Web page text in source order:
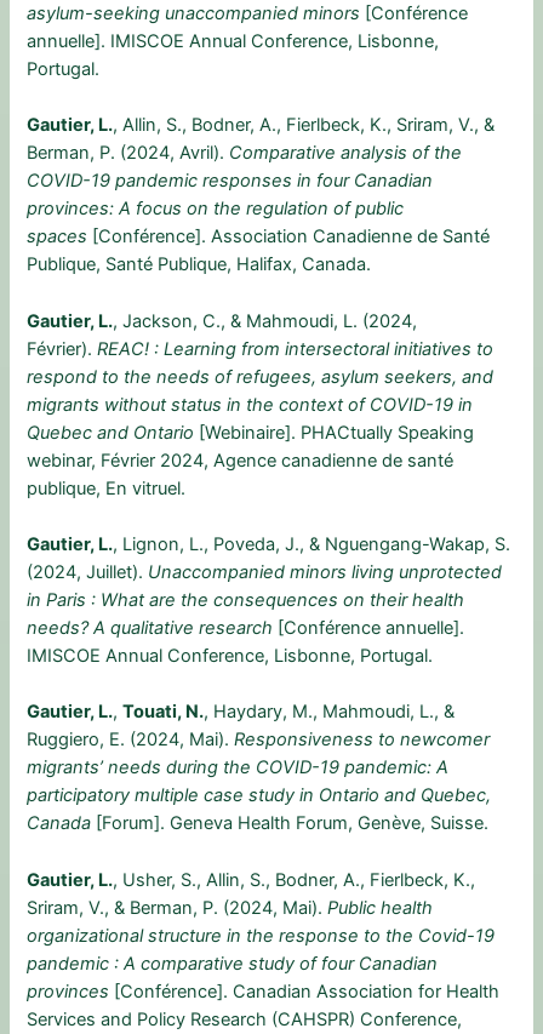
asylum-seeking unaccompanied minors [Conférence
annuelle]. IMISCOE Annual Conference, Lisbonne,
Portugal.
Gautier, L., Allin, S., Bodner, A., Fierlbeck, K., Sriram, V., &
Berman, P. (2024, Avril). Comparative analysis of the
COVID-19 pandemic responses in four Canadian
provinces: A focus on the regulation of public
spaces [Conférence]. Association Canadienne de Santé
Publique, Santé Publique, Halifax, Canada.
Gautier, L., Jackson, C., & Mahmoudi, L. (2024,
Février).REAC! : Learning from intersectoral initiatives to
respond to the needs of refugees, asylum seekers, and
migrants without status in the context of COVID-19 in
Quebec and Ontario [Webinaire]. PHACtually Speaking
webinar, Février 2024, Agence canadienne de santé
publique, En vitruel.
Gautier, L., Lignon, L., Poveda, J., & Nguengang-Wakap, S.
(2024, Juillet). Unaccompanied minors living unprotected
in Paris : What are the consequences on their health
needs? A qualitative research [Conférence annuelle].
IMISCOE Annual Conference, Lisbonne, Portugal.
Gautier, L.,Touati, N., Haydary, M., Mahmoudi, L., &
Ruggiero, E. (2024, Mai).Responsiveness to newcomer
migrants’ needs during the COVID-19 pandemic: A
participatory multiple case study in Ontario and Quebec,
Canada [Forum]. Geneva Health Forum, Genève, Suisse.
Gautier, L., Usher, S., Allin, S., Bodner, A., Fierlbeck, K.,
Sriram, V., & Berman, P. (2024, Mai).Public health
organizational structure in the response to the Covid-19
pandemic : A comparative study of four Canadian
provinces [Conférence]. Canadian Association for Health
Services and Policy Research (CAHSPR) Conference,